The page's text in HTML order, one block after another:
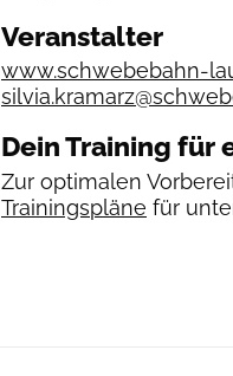
Veranstalter
www.schwebebahn-
Dein Training für
Zur optimalen
Trainingspläne für